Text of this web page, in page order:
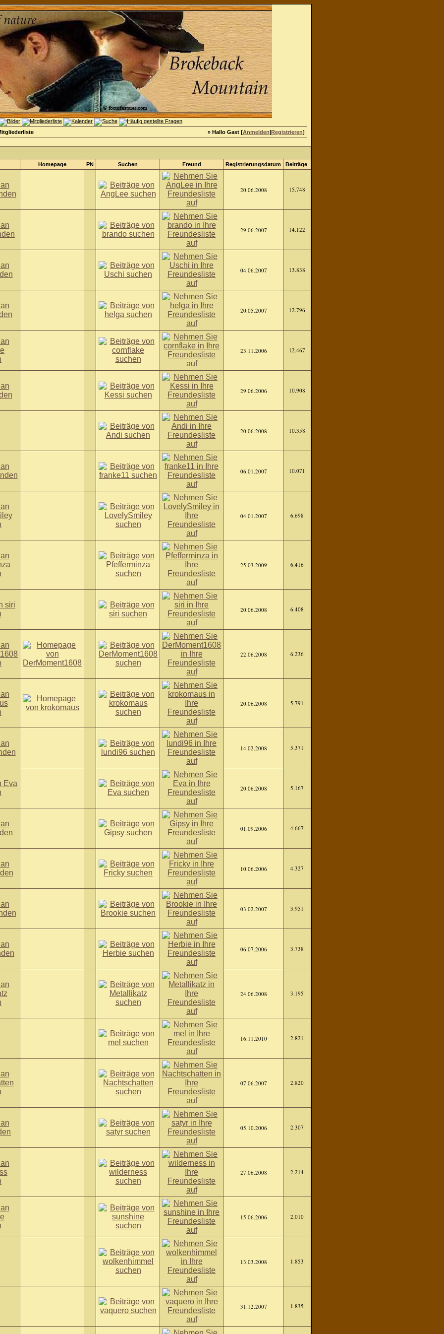
» Hallo Gast [Anmelden|Registrieren]
Homepage PN Suchen Freund Registrierungsdatum Beiträge
20.06.2008 15.748
29.06.2007 14.122
04.06.2007 13.838
20.05.2007 12.796
23.11.2006 12.467
29.06.2006 10.908
20.06.2008 10.358
06.01.2007 10.071
04.01.2007 6.698
25.03.2009 6.416
20.06.2008 6.408
22.06.2008 6.236
20.06.2008 5.791
14.02.2008 5.371
20.06.2008 5.167
01.09.2006 4.667
10.06.2006 4.327
03.02.2007 3.951
06.07.2006 3.738
24.06.2008 3.195
16.11.2010 2.821
07.06.2007 2.820
05.10.2006 2.307
27.06.2008 2.214
15.06.2006 2.010
13.03.2008 1.853
31.12.2007 1.835